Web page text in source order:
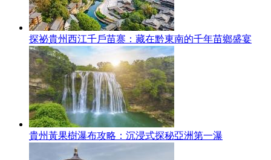
探祕貴州西江千戶苗寨：藏在黔東南的千年苗鄉盛宴
貴州黃果樹瀑布攻略：沉浸式探秘亞洲第一瀑